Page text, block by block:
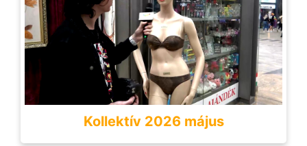
Kollektív 2026 május